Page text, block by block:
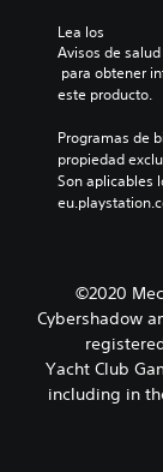
Lea los
Avisos de salud
este producto.
Programas de
propiedad
Son aplicables
©2020
Cybershadow
Yacht Club
including in